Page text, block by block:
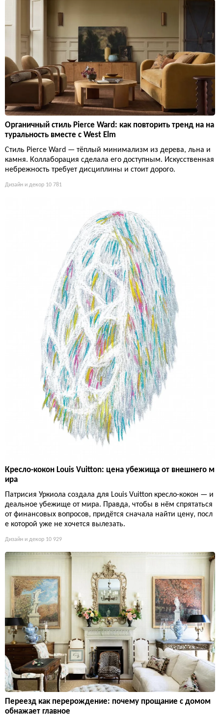
Органичный стиль Pierce Ward: как повторить тренд на на
туральность вместе с West Elm
Стиль Pierce Ward — тёплый минимализм из дерева, льна и
камня. Коллаборация сделала его доступным. Искусственная
небрежность требует дисциплины и стоит дорого.
Дизайн и декор 10 781
Кресло-кокон Louis Vuitton: цена убежища от внешнего м
ира
Патрисия Уркиола создала для Louis Vuitton кресло-кокон — и
деальное убежище от мира. Правда, чтобы в нём спрятаться
от финансовых вопросов, придётся сначала найти цену, посл
е которой уже не хочется вылезать.
Дизайн и декор 10 929
Переезд как перерождение: почему прощание с домом
обнажает главное